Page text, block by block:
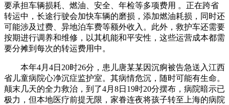
要承担车辆损耗、燃油、安全、年检等多项费用 。正在跨省
转运中，长途行驶会加快车辆的磨损，添加燃油耗损，同时还
可能涉及过费、异地泊车费等额外收入。此外，救护车还需要
按期进行调养和维修，以其机能和平安性，这些运营成本都需
要分摊到每次的转运费用中。
本年4月4日20时26分，患儿唐某某因沉痾被告急送入江西
省儿童病院心净沉症监护室。其病情危沉，随时可能有生命。
颠末几天的全力救治，到了4月8日19时20分摆布，病院暗示已
极力，但本地医疗前提无限，家眷连夜将孩子转至上海的病院